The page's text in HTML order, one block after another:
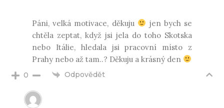
Páni, velká motivace, děkuju
jen bych se
chtěla zeptat, když jsi jela do toho Skotska
nebo Itálie, hledala jsi pracovní místo z
Prahy nebo až tam..? Děkuju a krásný den
0 Odpovědět